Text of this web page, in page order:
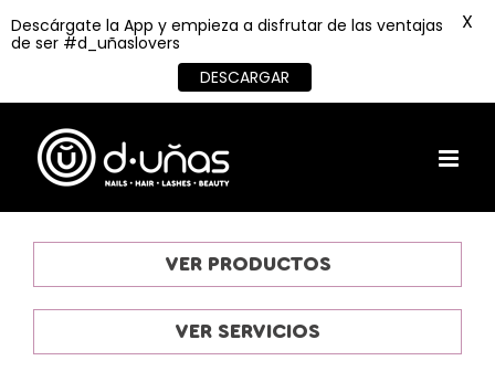
content
VER PRODUCTOS
VER SERVICIOS
Descárgate la App y empieza a disfrutar de las ventajas
de ser #d_uñaslovers
DESCARGAR
X